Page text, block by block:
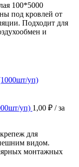
100*5000
под кровлей от
Подходит для
и
уп) 1,00 ₽ / за
для
видом.
монтажных